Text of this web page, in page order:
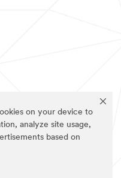
on your device to
analyze site usage,
based on